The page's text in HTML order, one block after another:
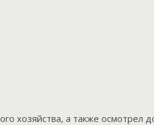
хозяйства, а также осмотрел